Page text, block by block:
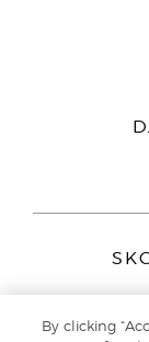
By clicking